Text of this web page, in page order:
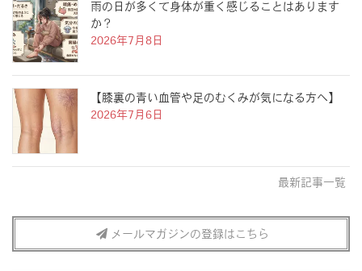
雨の日が多くて身体が重く感じることはあります
か？
2026年7月8日
【膝裏の青い血管や足のむくみが気になる方へ】
2026年7月6日
最新記事一覧
メールマガジンの登録はこちら